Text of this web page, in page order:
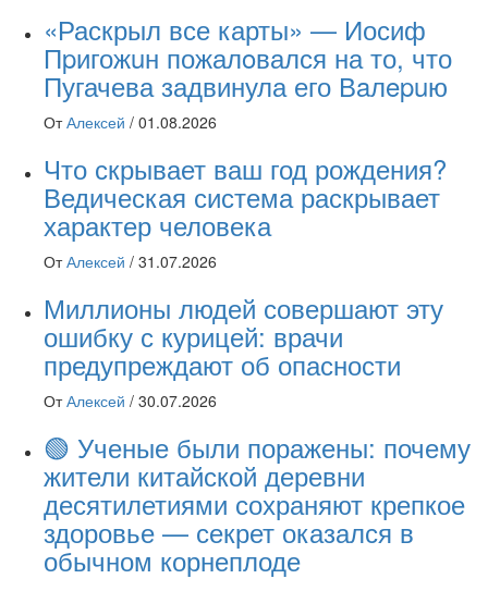
«Раскрыл все карты» — Иосиф
Пpигожuн пожалoвался на то, что
Пугачева задвинула его Вaлepuю
От Алексей / 01.08.2026
Что скрывает ваш год рождения?
Ведическая система раскрывает
характер человека
От Алексей / 31.07.2026
Миллионы людей совершают эту
ошибку с курицей: врачи
предупреждают об опасности
От Алексей / 30.07.2026
🟢 Ученые были поражены: почему
жители китайской деревни
десятилетиями сохраняют крепкое
здоровье — секрет оказался в
обычном корнеплоде